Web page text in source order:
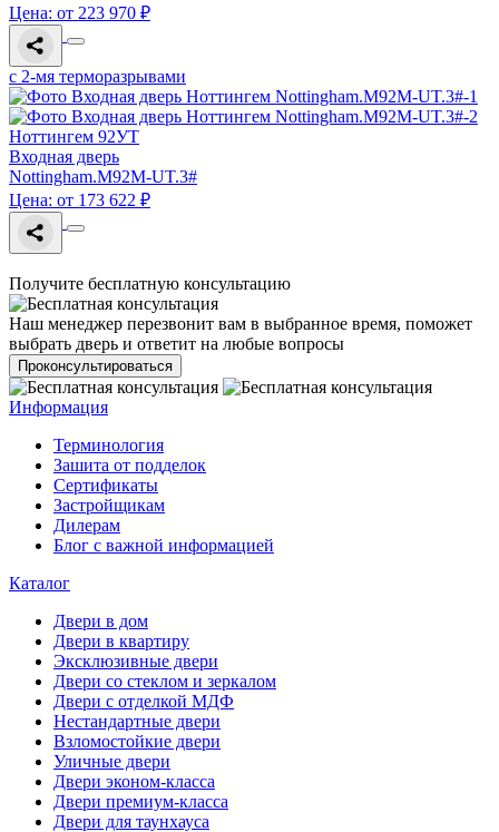
Цена: от 223 970 ₽
с 2-мя терморазрывами
Ноттингем 92УТ
Входная дверь
Nottingham.M92M-UT.3#
Цена: от 173 622 ₽
Получите бесплатную консультацию
Наш менеджер перезвонит вам в выбранное время, поможет
выбрать дверь и ответит на любые вопросы
Проконсультироваться
Информация
Терминология
Зашита от подделок
Сертификаты
Застройщикам
Дилерам
Блог с важной информацией
Каталог
Двери в дом
Двери в квартиру
Эксклюзивные двери
Двери со стеклом и зеркалом
Двери с отделкой МДФ
Нестандартные двери
Взломостойкие двери
Уличные двери
Двери эконом-класса
Двери премиум-класса
Двери для таунхауса